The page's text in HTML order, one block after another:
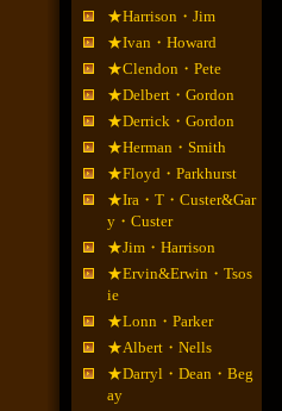
★Harrison・Jim
★Ivan・Howard
★Clendon・Pete
★Delbert・Gordon
★Derrick・Gordon
★Herman・Smith
★Floyd・Parkhurst
★Ira・T・Custer&Gar
y・Custer
★Jim・Harrison
★Ervin&Erwin・Tsos
ie
★Lonn・Parker
★Albert・Nells
★Darryl・Dean・Beg
ay